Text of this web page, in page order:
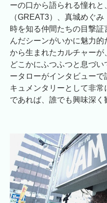
ーの口から語られる憧れと
（GREAT3）、真城めぐ
時を知る仲間たちの目撃
んだシーンがいかに魅力
から生まれたカルチャー
どこかにふつふつと息づ
ータローがインタビュー
キュメンタリーとして非
であれば、誰でも興味深く